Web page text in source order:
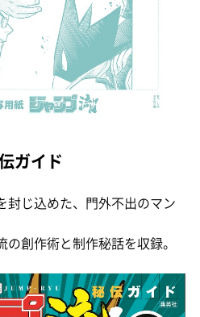
ガイド
封じ込めた、門外不出のマン
創作術と制作秘話を収録。